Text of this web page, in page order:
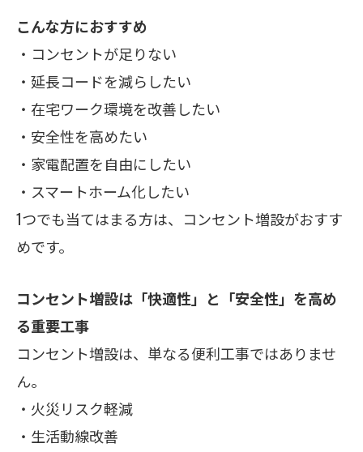
こんな方におすすめ
・コンセントが足りない
・延長コードを減らしたい
・在宅ワーク環境を改善したい
・安全性を高めたい
・家電配置を自由にしたい
・スマートホーム化したい
1つでも当てはまる方は、コンセント増設がおすす
めです。
コンセント増設は「快適性」と「安全性」を高め
る重要工事
コンセント増設は、単なる便利工事ではありませ
ん。
・火災リスク軽減
・生活動線改善